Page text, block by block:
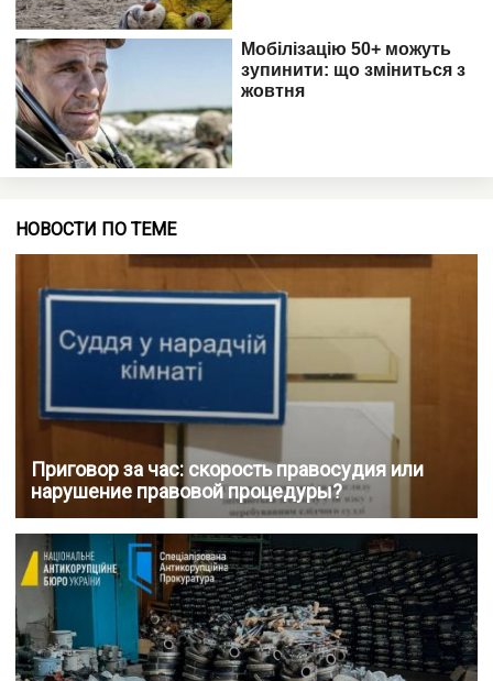
НОВОСТИ ПО ТЕМЕ
Приговор за час: скорость правосудия или
нарушение правовой процедуры?